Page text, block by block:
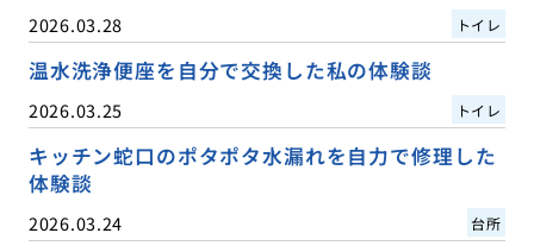
2026.03.28 トイレ
温水洗浄便座を自分で交換した私の体験談
2026.03.25 トイレ
キッチン蛇口のポタポタ水漏れを自力で修理した
体験談
2026.03.24 台所